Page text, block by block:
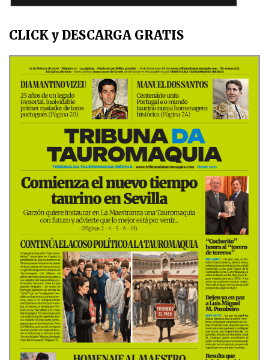
CLICK y DESCARGA GRATIS